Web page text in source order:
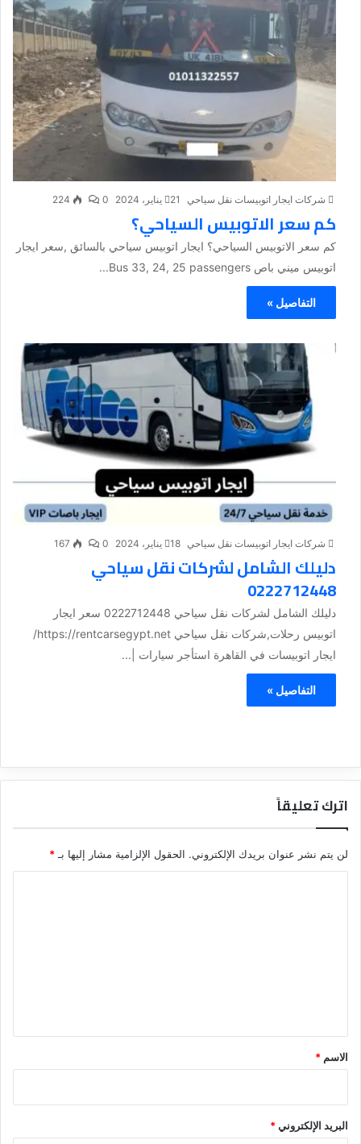
شركات ايجار اتوبيسات نقل سياحي 21 يناير، 2024 0
224
كم سعر الاتوبيس السياحي؟
كم سعر الاتوبيس السياحي؟ ايجار اتوبيس سياحي بالسائق ,سعر ايجار
اتوبيس ميني باص Bus 33, 24, 25 passengers...
التفاصيل »
شركات ايجار اتوبيسات نقل سياحي 18 يناير، 2024 0
167
دليلك الشامل لشركات نقل سياحي
0222712448
دليلك الشامل لشركات نقل سياحي 0222712448 سعر ايجار
اتوبيس رحلات,شركات نقل سياحي https://rentcarsegypt.net/
ايجار اتوبيسات في القاهرة استأجر سيارات |...
التفاصيل »
اترك تعليقاً
لن يتم نشر عنوان بريدك الإلكتروني. الحقول الإلزامية مشار إليها بـ *
*
الاسم *
البريد الإلكتروني*